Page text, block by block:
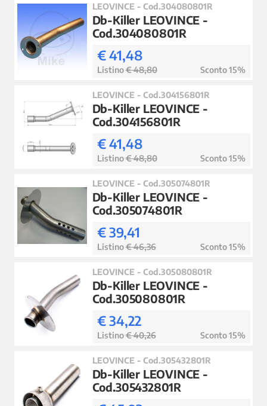
LEOVINCE - Cod.304080801R
Db-Killer LEOVINCE -
Cod.304080801R
€ 41,48
Listino€ 48,80 Sconto 15%
LEOVINCE - Cod.304156801R
Db-Killer LEOVINCE -
Cod.304156801R
€ 41,48
Listino€ 48,80 Sconto 15%
LEOVINCE - Cod.305074801R
Db-Killer LEOVINCE -
Cod.305074801R
€ 39,41
Listino€ 46,36 Sconto 15%
LEOVINCE - Cod.305080801R
Db-Killer LEOVINCE -
Cod.305080801R
€ 34,22
Listino€ 40,26 Sconto 15%
LEOVINCE - Cod.305432801R
Db-Killer LEOVINCE -
Cod.305432801R